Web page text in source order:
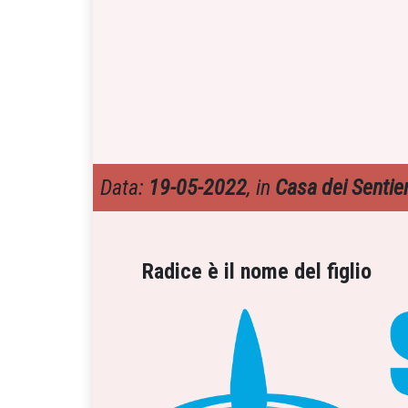
Data: 19-05-2022, in Casa dei
Radice è il nome del figlio